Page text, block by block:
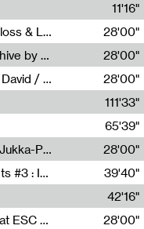
11'16"
Radia Show #1111 : Schisma Gulf, Isogloss & Lament For The Old Clock By Harvey Young / Resonance
28'00"
Radia Show #1110 : Freeze, Asian Archive by Avita Maheen / Radio Worm
28'00"
Radia Show #1109 : Funfair by Marius David / JET FM
28'00"
111'33"
Sarah Tritz,Elene Lapiashivili,Justin Marconnet,Mateo Cuche,Esther Lechevalier,Suzie Lecroart,Romance Castelet
65'39"
Radia Show #1108 : as or another by Jukka-Pekka Kervinen / Rádio Zero
28'00"
Sous le paysage - Habiter les éléments #3 : Interprétations, rituels et symboliques des éléments
39'40"
42'16"
Radia Show #1107 : Art's Birthday 26 at ESC - Medien Kunst Labor
28'00"